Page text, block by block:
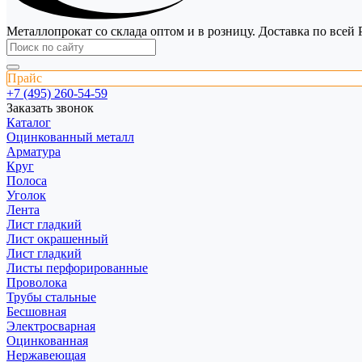
Металлопрокат со склада оптом и в розницу. Доставка по всей
Прайс
+7 (495) 260-54-59
Заказать звонок
Каталог
Оцинкованный металл
Арматура
Круг
Полоса
Уголок
Лента
Лист гладкий
Лист окрашенный
Лист гладкий
Листы перфорированные
Проволока
Трубы стальные
Бесшовная
Электросварная
Оцинкованная
Нержавеющая